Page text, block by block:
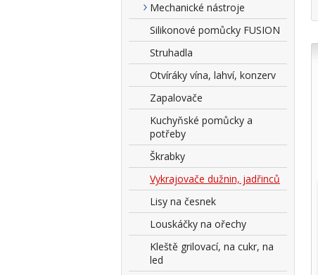
Mechanické nástroje
Silikonové pomůcky FUSION
Struhadla
Otvíráky vína, lahví, konzerv
Zapalovače
Kuchyňské pomůcky a
potřeby
Škrabky
Vykrajovače dužnin, jadřinců
Lisy na česnek
Louskáčky na ořechy
Kleště grilovací, na cukr, na
led